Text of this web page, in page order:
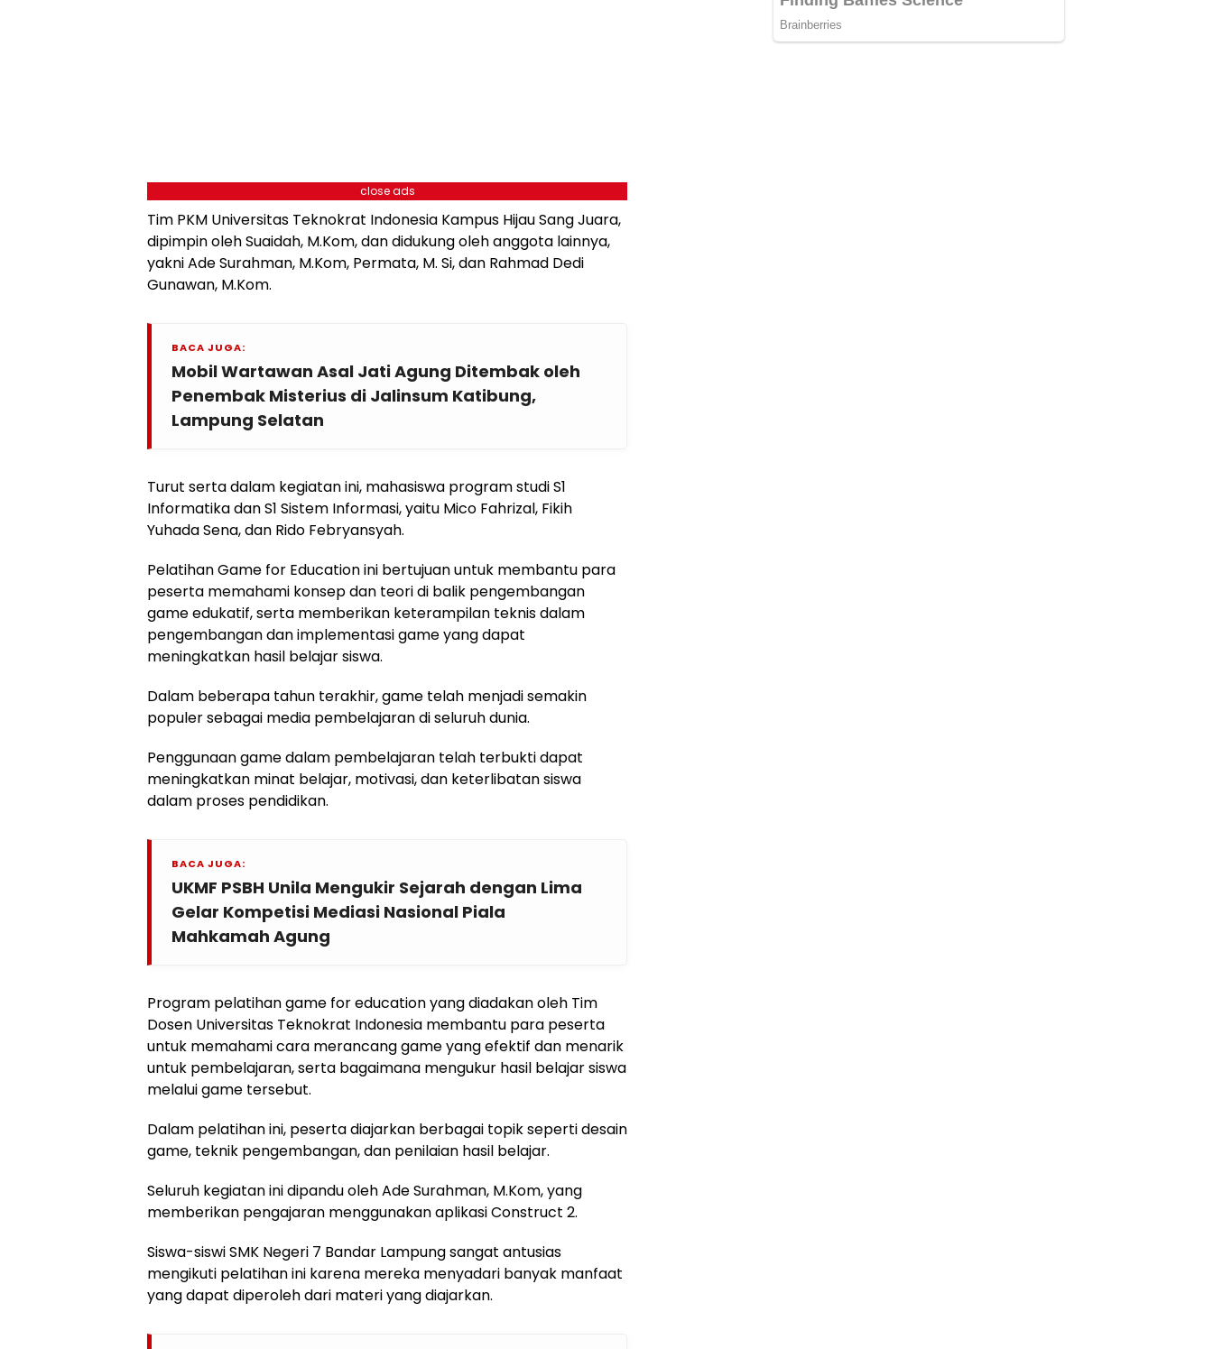
close ads
Tim PKM Universitas Teknokrat Indonesia Kampus Hijau Sang Juara,
dipimpin oleh Suaidah, M.Kom, dan didukung oleh anggota lainnya,
yakni Ade Surahman, M.Kom, Permata, M. Si, dan Rahmad Dedi
Gunawan, M.Kom.
BACA JUGA:
Mobil Wartawan Asal Jati Agung Ditembak oleh
Penembak Misterius di Jalinsum Katibung,
Lampung Selatan
Turut serta dalam kegiatan ini, mahasiswa program studi S1
Informatika dan S1 Sistem Informasi, yaitu Mico Fahrizal, Fikih
Yuhada Sena, dan Rido Febryansyah.
Pelatihan Game for Education ini bertujuan untuk membantu para
peserta memahami konsep dan teori di balik pengembangan
game edukatif, serta memberikan keterampilan teknis dalam
pengembangan dan implementasi game yang dapat
meningkatkan hasil belajar siswa.
Dalam beberapa tahun terakhir, game telah menjadi semakin
populer sebagai media pembelajaran di seluruh dunia.
Penggunaan game dalam pembelajaran telah terbukti dapat
meningkatkan minat belajar, motivasi, dan keterlibatan siswa
dalam proses pendidikan.
BACA JUGA:
UKMF PSBH Unila Mengukir Sejarah dengan Lima
Gelar Kompetisi Mediasi Nasional Piala
Mahkamah Agung
Program pelatihan game for education yang diadakan oleh Tim
Dosen Universitas Teknokrat Indonesia membantu para peserta
untuk memahami cara merancang game yang efektif dan menarik
untuk pembelajaran, serta bagaimana mengukur hasil belajar siswa
melalui game tersebut.
Dalam pelatihan ini, peserta diajarkan berbagai topik seperti desain
game, teknik pengembangan, dan penilaian hasil belajar.
Seluruh kegiatan ini dipandu oleh Ade Surahman, M.Kom, yang
memberikan pengajaran menggunakan aplikasi Construct 2.
Siswa-siswi SMK Negeri 7 Bandar Lampung sangat antusias
mengikuti pelatihan ini karena mereka menyadari banyak manfaat
yang dapat diperoleh dari materi yang diajarkan.